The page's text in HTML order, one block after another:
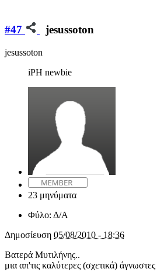
#47 jesussoton
jesussoton
iPH newbie
23 μηνύματα
Φύλο: Δ/Α
Δημοσίευση 05/08/2010 - 18:36
Βατερά Μυτιλήνης..
μια απ'τις καλύτερες (σχετικά)